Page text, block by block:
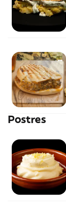
Postres